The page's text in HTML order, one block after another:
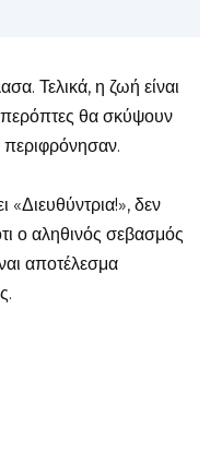
Τελικά, η ζωή είναι
θα σκύψουν
«Διευθύντρια!», δεν
ο αληθινός σεβασμός
αποτέλεσμα